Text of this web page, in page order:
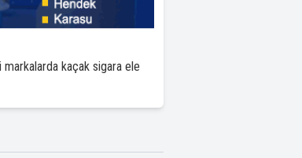
markalarda kaçak sigara ele